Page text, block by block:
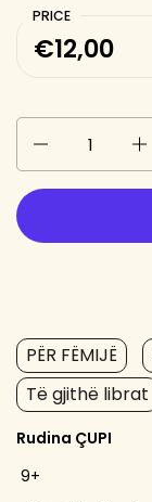
PRICE
€12,00
PËR FËMIJË
Të gjithë librat
Rudina ÇUPI
9+